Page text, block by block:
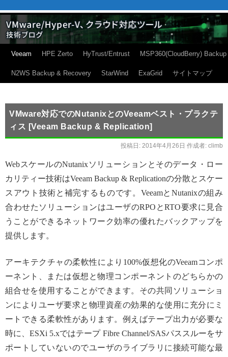
Veeam HPE Zerto HyTrust/Entrust MSP360(CloudBerry) Backup
N2WS Backup & Recovery StarWind ExaGrid サイトマップ
VMware対応でのNutanixとのVeeamベスト・プラクテ
ィス [Veeam Backup & Replication]
投稿日: 2014年4月26日 作成者: climb
WebスケールのNutanixソリューションとそのデータ・ロー
カリティー技術はVeeam Backup & Replicationの分散とスケー
スアウト技術と補完するものです。VeeamとNutanixの組み
合わせたソリューションはユーザのRPOとRTO要求に見合
うことができるネットワーク効率の優れたバックアップを
提供します。
アーキテクチャの柔軟性により100%仮想化のVeeamコンポ
ーネント、または仮想と物理コンポーネントのどちらかの
組合せを使用することができます。その共同ソリューショ
ンによりユーザ要求と物理資産の効果的な使用に充分にミ
ートできる柔軟性があります。例えばテープ出力が必要な
時に、ESXi 5.xではテープ Fibre Channel/SASパススルーをサ
ポートしていないのでユーザのライブラリに接続可能な最